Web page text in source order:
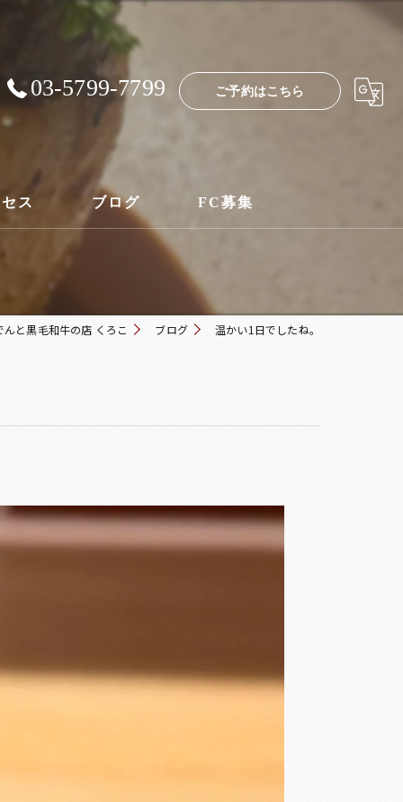
03-5799-7799 ご予約はこちら
ス ブログ FC募集
と黒毛和牛の店 くろこ ブログ 温かい1日でしたね。